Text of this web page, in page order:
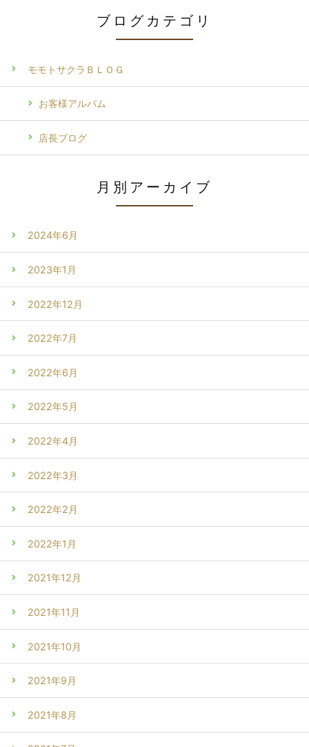
ブログカテゴリ
モモトサクラＢＬＯＧ
お客様アルバム
店長ブログ
月別アーカイブ
2024年6月
2023年1月
2022年12月
2022年7月
2022年6月
2022年5月
2022年4月
2022年3月
2022年2月
2022年1月
2021年12月
2021年11月
2021年10月
2021年9月
2021年8月